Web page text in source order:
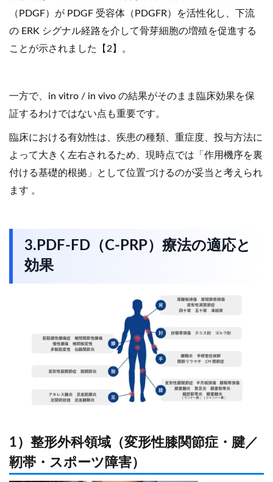
（PDGF）が PDGF 受容体（PDGFR）を活性化し、下流
の ERK シグナル経路を介して骨芽細胞の増殖を促進する
ことが示されました【2】。
一方で、in vitro / in vivo の結果がそのまま臨床効果を保
証するわけではない点も重要です。
臨床における有効性は、疾患の種類、重症度、投与方法に
よって大きく左右されるため、現時点では「作用機序を裏
付ける基礎的根拠」として位置づけるのが妥当と考えられ
ます 。
3.PDF-FD（C-PRP）療法の適応と
効果
1）整形外科領域（変形性膝関節症・腱／
靭帯・スポーツ障害）